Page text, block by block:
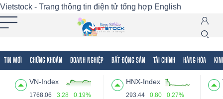
Vietstock - Trang thông tin điện tử tổng hợp English
TIN MỚI CHỨNG KHOÁN DOANH NGHIỆP BẤT ĐỘNG SẢN TÀI CHÍNH HÀNG HÓA
VN-Index
1768.06 3.28 0.19%
HNX-Index
293.44 0.80 0.27%
Tất cả Tính năng Ngành Mã chứng khoán
Tính